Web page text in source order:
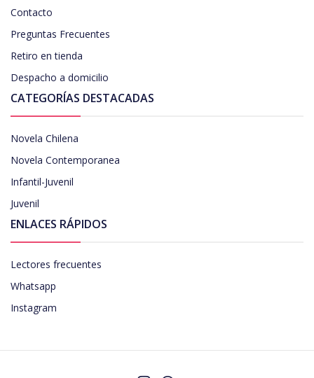
Contacto
Preguntas Frecuentes
Retiro en tienda
Despacho a domicilio
CATEGORÍAS DESTACADAS
Novela Chilena
Novela Contemporanea
Infantil-Juvenil
Juvenil
ENLACES RÁPIDOS
Lectores frecuentes
Whatsapp
Instagram